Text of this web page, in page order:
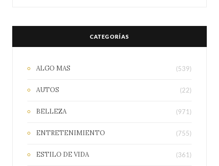
CATEGORÍAS
ALGO MAS (539)
AUTOS (22)
BELLEZA (971)
ENTRETENIMIENTO (755)
ESTILO DE VIDA (361)